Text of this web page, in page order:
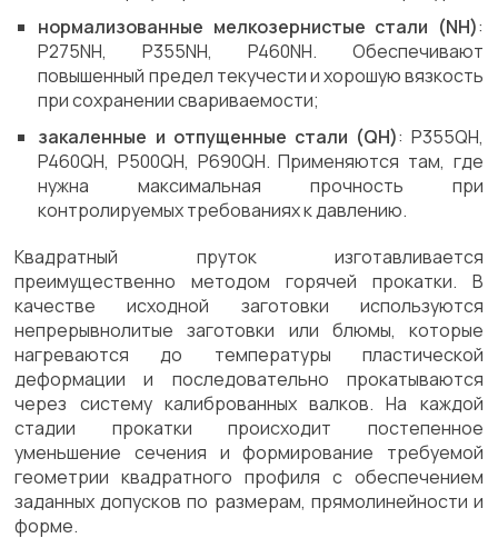
нормализованные мелкозернистые стали (NH):
P275NH, P355NH, P460NH. Обеспечивают
повышенный предел текучести и хорошую вязкость
при сохранении свариваемости;
закаленные и отпущенные стали (QH): P355QH,
P460QH, P500QH, P690QH. Применяются там, где
нужна максимальная прочность при
контролируемых требованиях к давлению.
Квадратный пруток изготавливается
преимущественно методом горячей прокатки. В
качестве исходной заготовки используются
непрерывнолитые заготовки или блюмы, которые
нагреваются до температуры пластической
деформации и последовательно прокатываются
через систему калиброванных валков. На каждой
стадии прокатки происходит постепенное
уменьшение сечения и формирование требуемой
геометрии квадратного профиля с обеспечением
заданных допусков по размерам, прямолинейности и
форме.